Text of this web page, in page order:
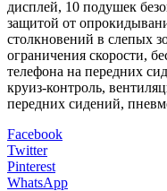
дисплей, 10 подушек
защитой от
столкновений в слепых
ограничения скорости,
телефона на передних
круиз-контроль,
передних сидений,
Facebook
Twitter
Pinterest
WhatsApp